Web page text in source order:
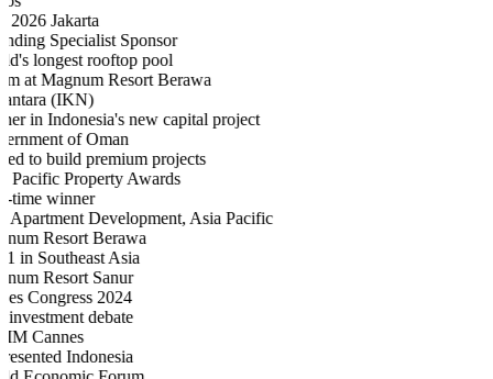
2026 Jakarta
Specialist Sponsor
longest rooftop pool
at Magnum Resort Berawa
(IKN)
in Indonesia's new capital project
of Oman
to build premium projects
Pacific Property Awards
time winner
Apartment Development, Asia Pacific
Resort Berawa
in Southeast Asia
Resort Sanur
Congress 2024
debate
Cannes
Indonesia